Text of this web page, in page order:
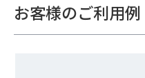
お客様のご利用例